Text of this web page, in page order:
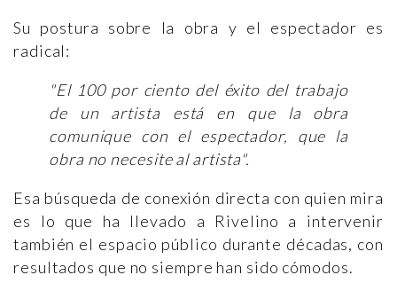
Su postura sobre la obra y el espectador es
radical:
"El 100 por ciento del éxito del trabajo
de un artista está en que la obra
comunique con el espectador, que la
obra no necesite al artista".
Esa búsqueda de conexión directa con quien mira
es lo que ha llevado a Rivelino a intervenir
también el espacio público durante décadas, con
resultados que no siempre han sido cómodos.